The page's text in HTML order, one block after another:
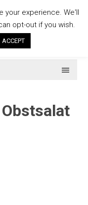
your experience. We'll
opt-out if you wish.
ACCEPT